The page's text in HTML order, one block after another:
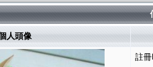
人頭像
註